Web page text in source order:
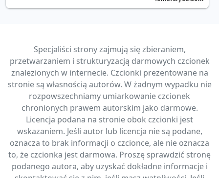
Specjaliści strony zajmują się zbieraniem,
przetwarzaniem i strukturyzacją darmowych czcionek
znalezionych w internecie. Czcionki prezentowane na
stronie są własnością autorów. W żadnym wypadku nie
rozpowszechniamy umiarkowanie czcionek
chronionych prawem autorskim jako darmowe.
Licencja podana na stronie obok czcionki jest
wskazaniem. Jeśli autor lub licencja nie są podane,
oznacza to brak informacji o czcionce, ale nie oznacza
to, że czcionka jest darmowa. Proszę sprawdzić stronę
podanego autora, aby uzyskać dokładne informacje i